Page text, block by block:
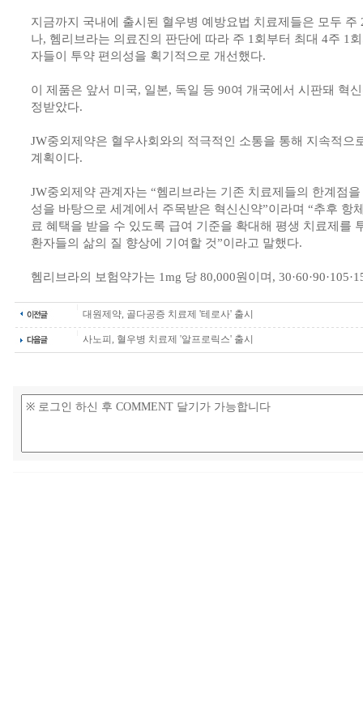
지금까지 국내에 출시된 혈우병 예방요법 치료제들은 모두 주
나, 헴리브라는 의료진의 판단에 따라 주 1회부터 최대 4주 1
자들이 투약 편의성을 획기적으로 개선했다.
이 제품은 앞서 미국, 일본, 독일 등 90여 개국에서 시판돼 혁
정받았다.
JW중외제약은 혈우사회와의 적극적인 소통을 통해 지속적으
계획이다.
JW중외제약 관계자는 “헴리브라는 기존 치료제들의 한계점
성을 바탕으로 세계에서 주목받은 혁신신약”이라며 “추후 항
료 혜택을 받을 수 있도록 급여 기준을 확대해 평생 치료제를
환자들의 삶의 질 향상에 기여할 것”이라고 말했다.
헴리브라의 보험약가는 1mg 당 80,000원이며,
대원제약, 골다공증 치료제 '테로사' 출시
사노피, 혈우병 치료제 '알프로릭스' 출시